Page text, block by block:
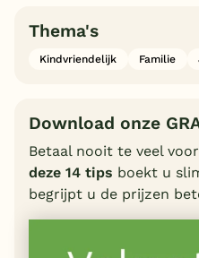
Thema's
Kindvriendelijk Familie
Download onze
Betaal nooit te veel
deze 14 tips boekt u
begrijpt u de prijzen